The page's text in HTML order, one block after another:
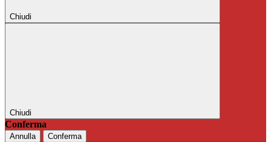
Chiudi
Chiudi
Conferma
Annulla Conferma